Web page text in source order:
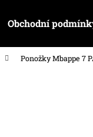
Obchodní
Ponožky Mbappe 7